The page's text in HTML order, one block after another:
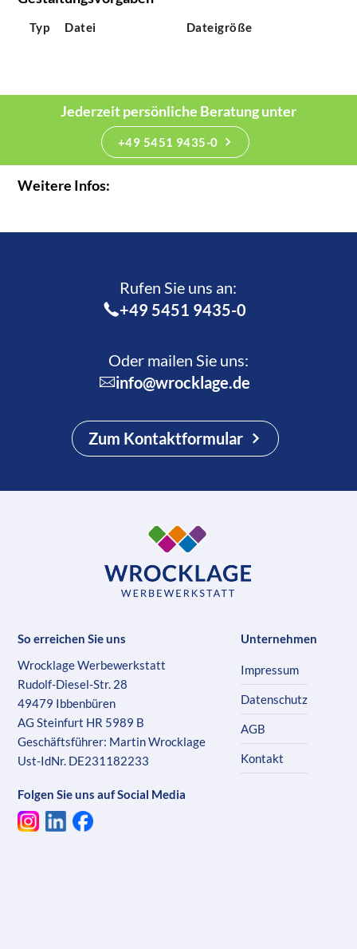
Typ Datei Dateigröße
Jederzeit persönliche Beratung unter
+49 5451 9435-0
Weitere Infos:
Rufen Sie uns an:­
+49 5451 9435-0
Oder mailen Sie uns:
info@wrocklage.de
Zum Kontaktformular
So erreichen Sie uns
Wrocklage Werbewerkstatt
Rudolf-Diesel-Str. 28
49479 Ibbenbüren
AG Steinfurt HR 5989 B
Geschäftsführer: Martin Wrocklage
Ust-IdNr. DE231182233
Folgen Sie uns auf Social Media
Unternehmen
Impressum
Datenschutz
AGB
Kontakt